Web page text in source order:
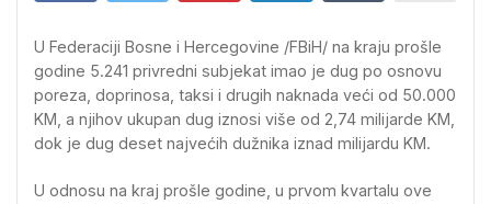
U Federaciji Bosne i Hercegovine /FBiH/ na kraju prošle
godine 5.241 privredni subjekat imao je dug po osnovu
poreza, doprinosa, taksi i drugih naknada veći od 50.000
KM, a njihov ukupan dug iznosi više od 2,74 milijarde KM,
dok je dug deset najvećih dužnika iznad milijardu KM.
U odnosu na kraj prošle godine, u prvom kvartalu ove